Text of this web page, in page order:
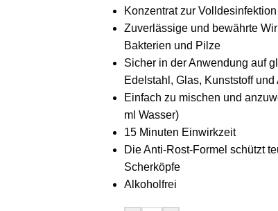
Konzentrat zur
Zuverlässige und bewährte
Bakterien und Pilze
Sicher in der Anwendung auf
Edelstahl, Glas, Kunststoff und
Einfach zu mischen und
ml Wasser)
15 Minuten Einwirkzeit
Die Anti-Rost-Formel schützt
Scherköpfe
Alkoholfrei